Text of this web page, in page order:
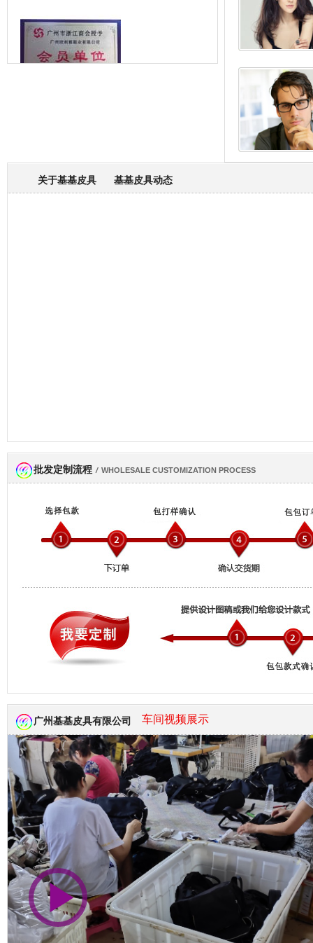
网商会会员
市商会会员单位
关于基基皮具 基基皮具动态
批发定制流程 / WHOLESALE CUSTOMIZATION PROCESS
广州基基皮具有限公司 车间视频展示